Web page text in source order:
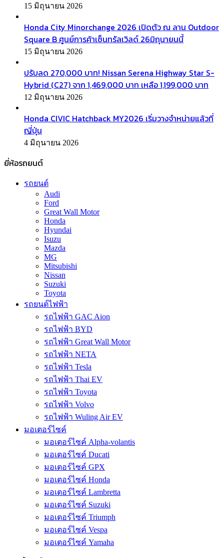
15 มิถุนายน 2026
Honda City Minorchange 2026 เปิดตัว ณ ลาน Outdoor
Square B ศูนย์การค้าเซ็นทรัลเวิลด์ 26มิถุนายนนี้
15 มิถุนายน 2026
ปรับลด 270,000 บาท! Nissan Serena Highway Star S-
Hybrid (C27) จาก 1,469,000 บาท เหลือ 1,199,000 บาท
12 มิถุนายน 2026
Honda CIVIC Hatchback MY2026 เริ่มวางจำหน่ายแล้วที่
ญี่ปุ่น
4 มิถุนายน 2026
ยี่ห้อรถยนต์
รถยนต์
Audi
Ford
Great Wall Motor
Honda
Hyundai
Isuzu
Mazda
MG
Mitsubishi
Nissan
Suzuki
Toyota
รถยนต์ไฟฟ้า
รถไฟฟ้า GAC Aion
รถไฟฟ้า BYD
รถไฟฟ้า Great Wall Motor
รถไฟฟ้า NETA
รถไฟฟ้า Tesla
รถไฟฟ้า Thai EV
รถไฟฟ้า Toyota
รถไฟฟ้า Volvo
รถไฟฟ้า Wuling Air EV
มอเตอร์ไซค์
มอเตอร์ไซค์ Alpha-volantis
มอเตอร์ไซค์ Ducati
มอเตอร์ไซค์ GPX
มอเตอร์ไซค์ Honda
มอเตอร์ไซค์ Lambretta
มอเตอร์ไซค์ Suzuki
มอเตอร์ไซค์ Triumph
มอเตอร์ไซค์ Vespa
มอเตอร์ไซค์ Yamaha